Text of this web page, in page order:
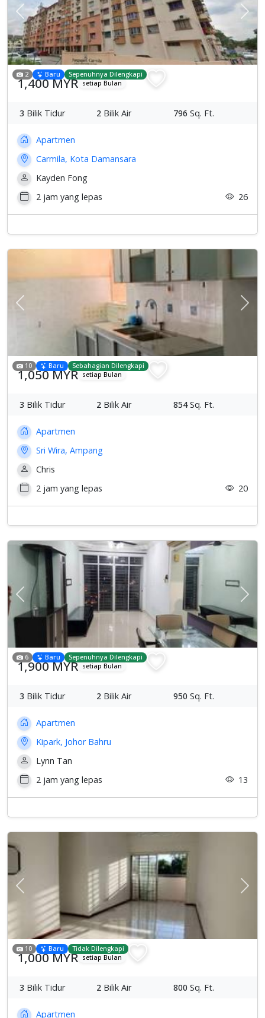
Previous
2 Baru Sepenuhnya Dilengkapi
1,400 MYR setiap Bulan
3 Bilik Tidur 2 Bilik Air 796 Sq. Ft.
Apartmen
Carmila, Kota Damansara
Kayden Fong
2 jam yang lepas
26
Previous
10 Baru Sebahagian Dilengkapi
1,050 MYR setiap Bulan
3 Bilik Tidur 2 Bilik Air 854Sq. Ft.
Apartmen
Sri Wira, Ampang
Chris
2 jam yang lepas
20
Previous
6 Baru Sepenuhnya Dilengkapi
1,900 MYR setiap Bulan
3 Bilik Tidur 2 Bilik Air 950 Sq. Ft.
Apartmen
Kipark, Johor Bahru
Lynn Tan
2 jam yang lepas
13
Previous
10 Baru Tidak Dilengkapi
1,000 MYR setiap Bulan
3 Bilik Tidur 2 Bilik Air 800 Sq. Ft.
Apartmen